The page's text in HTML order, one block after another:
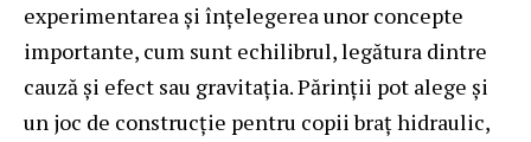
experimentarea și înțelegerea unor concepte
importante, cum sunt echilibrul, legătura dintre
cauză și efect sau gravitația. Părinții pot alege și
un joc de construcție pentru copii braț hidraulic,